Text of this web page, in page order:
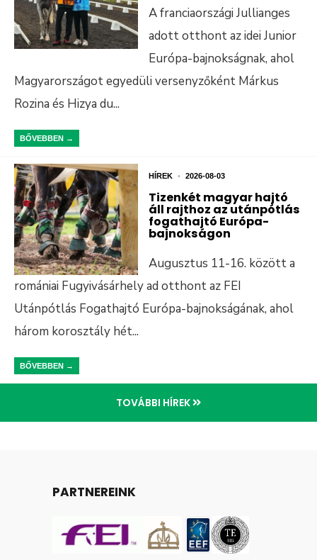
A franciaországi Jullianges
adott otthont az idei Junior
Európa-bajnokságnak, ahol
Magyarországot egyedüli versenyzőként Márkus
Rozina és Hizya du...
BŐVEBBEN →
HÍREK • 2026-08-03
Tizenkét magyar hajtó
áll rajthoz az utánpótlás
fogathajtó Európa-
bajnokságon
Augusztus 11-16. között a
romániai Fugyivásárhely ad otthont az FEI
Utánpótlás Fogathajtó Európa-bajnokságának, ahol
három korosztály hét...
BŐVEBBEN →
TOVÁBBI HÍREK
PARTNEREINK